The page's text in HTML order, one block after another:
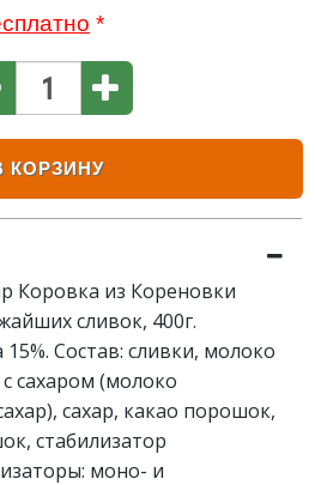
*
КОРЗИНУ
Коровка из Кореновки
сливок, 400г.
Состав: сливки, молоко
сахаром (молоко
сахар, какао порошок,
стабилизатор
моно- и